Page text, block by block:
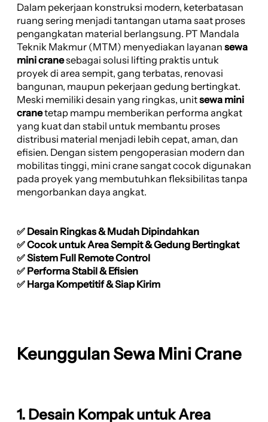
Dalam pekerjaan konstruksi modern, keterbatasan
ruang sering menjadi tantangan utama saat proses
pengangkatan material berlangsung. PT Mandala
Teknik Makmur (MTM) menyediakan layanan sewa
mini cranesebagai solusi lifting praktis untuk
proyek di area sempit, gang terbatas, renovasi
bangunan, maupun pekerjaan gedung bertingkat.
Meski memiliki desain yang ringkas, unitsewa mini
cranetetap mampu memberikan performa angkat
yang kuat dan stabil untuk membantu proses
distribusi material menjadi lebih cepat, aman, dan
efisien. Dengan sistem pengoperasian modern dan
mobilitas tinggi, mini crane sangat cocok digunakan
pada proyek yang membutuhkan fleksibilitas tanpa
mengorbankan daya angkat.
✅ Desain Ringkas & Mudah Dipindahkan
✅ Cocok untuk Area Sempit & Gedung Bertingkat
✅ Sistem Full Remote Control
✅ Performa Stabil & Efisien
✅ Harga Kompetitif & Siap Kirim
Keunggulan Sewa Mini Crane
1. Desain Kompak untuk Area